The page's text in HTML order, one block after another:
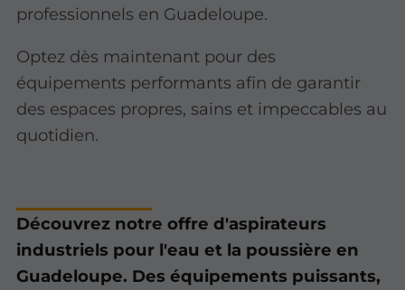
professionnels en Guadeloupe.
Optez dès maintenant pour des
équipements performants afin de garantir
des espaces propres, sains et impeccables au
quotidien.
Découvrez notre offre d'aspirateurs
industriels pour l'eau et la poussière en
Guadeloupe. Des équipements puissants,